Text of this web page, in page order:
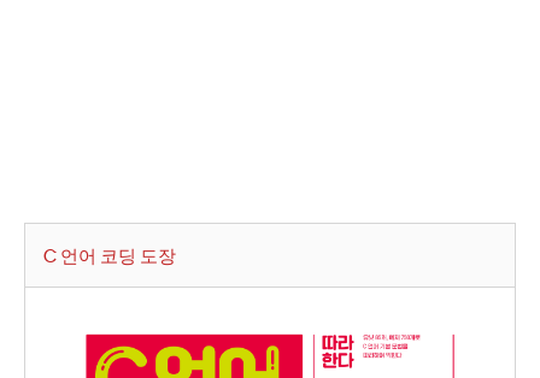
C 언어 코딩 도장